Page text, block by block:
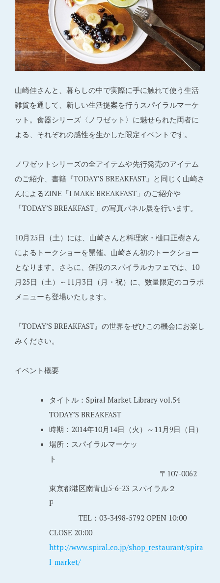
山崎佳さんと、暮らしの中で実際に手に触れて使う生活
雑貨を通して、新しい生活提案を行うスパイラルマーケ
ット。食器シリーズ〈ノワゼット〉に魅せられた両者に
よる、それぞれの感性を生かした限定イベントです。
ノワゼットシリーズの全アイテムや先行発売のアイテム
のご紹介、書籍『TODAY’S BREAKFAST』と同じく山崎さ
んによるZINE「I MAKE BREAKFAST」のご紹介や
「TODAY’S BREAKFAST」の写真パネル展を行います。
10月25日（土）には、山崎さんと料理家・樋口正樹さん
によるトークショーを開催。山崎さん初のトークショー
となります。さらに、併設のスパイラルカフェでは、10
月25日（土）～11月3日（月・祝）に、数量限定のコラボ
メニューも登場いたします。
『TODAY’S BREAKFAST』の世界をぜひこの機会にお楽し
みください。
イベント概要
タイトル：Spiral Market Library vol.54
TODAY’S BREAKFAST
時期：2014年10月14日（火）～11月9日（日）
場所：スパイラルマーケッ
ト
〒107-0062
東京都港区南青山5-6-23 スパイラル２
F
TEL：03-3498-5792 OPEN 10:00
CLOSE 20:00
http://www.spiral.co.jp/shop_restaurant/spira
l_market/